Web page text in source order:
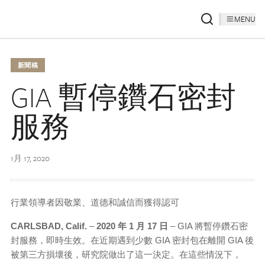
MENU
新聞稿
GIA 暫停鑽石密封
服務
1月 17, 2020
行業領導者因敬業、道德和誠信而獲得認可
CARLSBAD, Calif. –2020 年 1 月 17 日 – GIA 將暫停鑽石密
封服務，即時生效。在近期遇到少數 GIA 密封包在離開 GIA 後
被第三方損壞後，研究院做出了這一決定。在這些情況下，